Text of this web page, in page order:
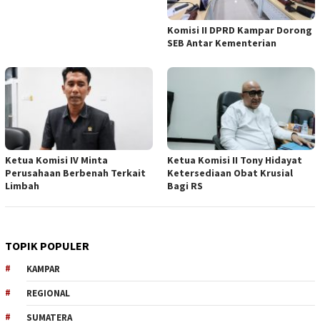
Komisi II DPRD Kampar Dorong
SEB Antar Kementerian
Ketua Komisi IV Minta
Perusahaan Berbenah Terkait
Limbah
Ketua Komisi II Tony Hidayat
Ketersediaan Obat Krusial
Bagi RS
TOPIK POPULER
KAMPAR
REGIONAL
SUMATERA